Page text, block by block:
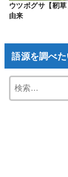
ウツボグサ【靭草
由来
語源を調べ